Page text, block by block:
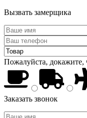
Вызвать замерщика
Пожалуйста, докажите,
Заказать звонок